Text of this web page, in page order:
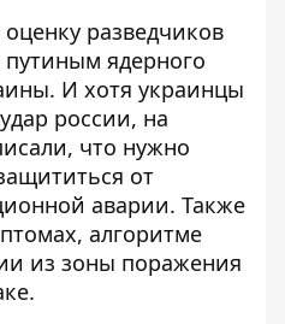
разведчиков
путиным ядерного
И хотя украинцы
россии, на
что нужно
от
аварии. Также
алгоритме
из зоны поражения
.